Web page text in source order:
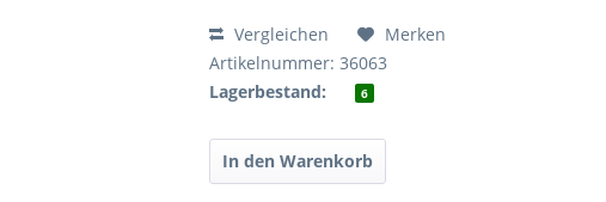
Vergleichen
Merken
Artikelnummer: 36063
Lagerbestand:
6